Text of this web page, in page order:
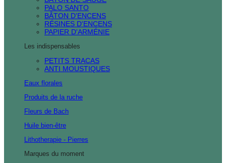
PALO SANTO
BÂTON D'ENCENS
RÉSINES D'ENCENS
PAPIER D'ARMÉNIE
Les indispensables
PETITS TRACAS
ANTI MOUSTIQUES
Eaux florales
Produits de la ruche
Fleurs de Bach
Huile bien-être
Lithotherapie - Pierres
Marques du moment